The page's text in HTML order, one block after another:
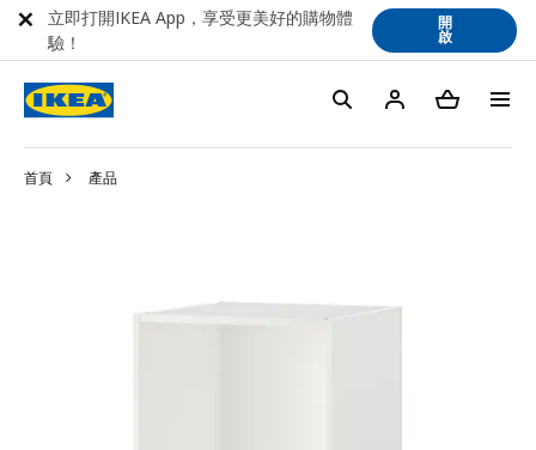
首頁 產品
立即打開IKEA App，享受更美好的購物體
驗！
開
啟